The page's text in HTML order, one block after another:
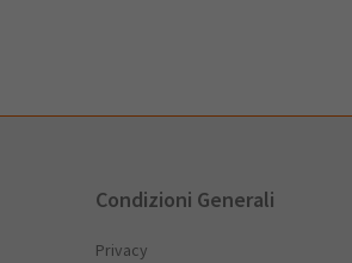
Condizioni Generali
Privacy